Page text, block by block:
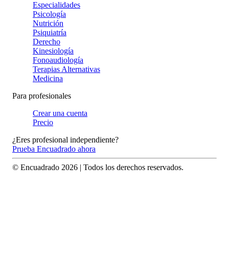
Especialidades
Psicología
Nutrición
Psiquiatría
Derecho
Kinesiología
Fonoaudiología
Terapias Alternativas
Medicina
Para profesionales
Crear una cuenta
Precio
¿Eres profesional independiente?
Prueba Encuadrado ahora
© Encuadrado 2026 | Todos los derechos reservados.